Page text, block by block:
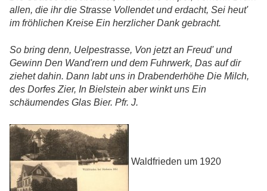
allen, die ihr die Strasse Vollendet und erdacht, Sei heut'
im fröhlichen Kreise Ein herzlicher Dank gebracht.
So bring denn, Uelpestrasse, Von jetzt an Freud' und
Gewinn Den Wand'rern und dem Fuhrwerk, Das auf dir
ziehet dahin. Dann labt uns in Drabenderhöhe Die Milch,
des Dorfes Zier, In Bielstein aber winkt uns Ein
schäumendes Glas Bier. Pfr. J.
Waldfrieden um 1920